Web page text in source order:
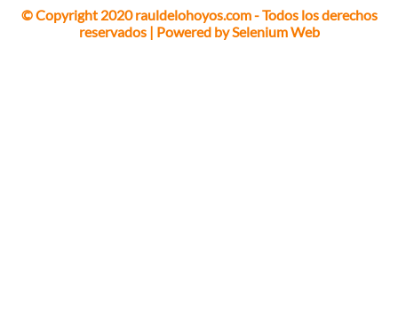
© Copyright 2020 rauldelohoyos.com - Todos los derechos
reservados | Powered bySelenium Web